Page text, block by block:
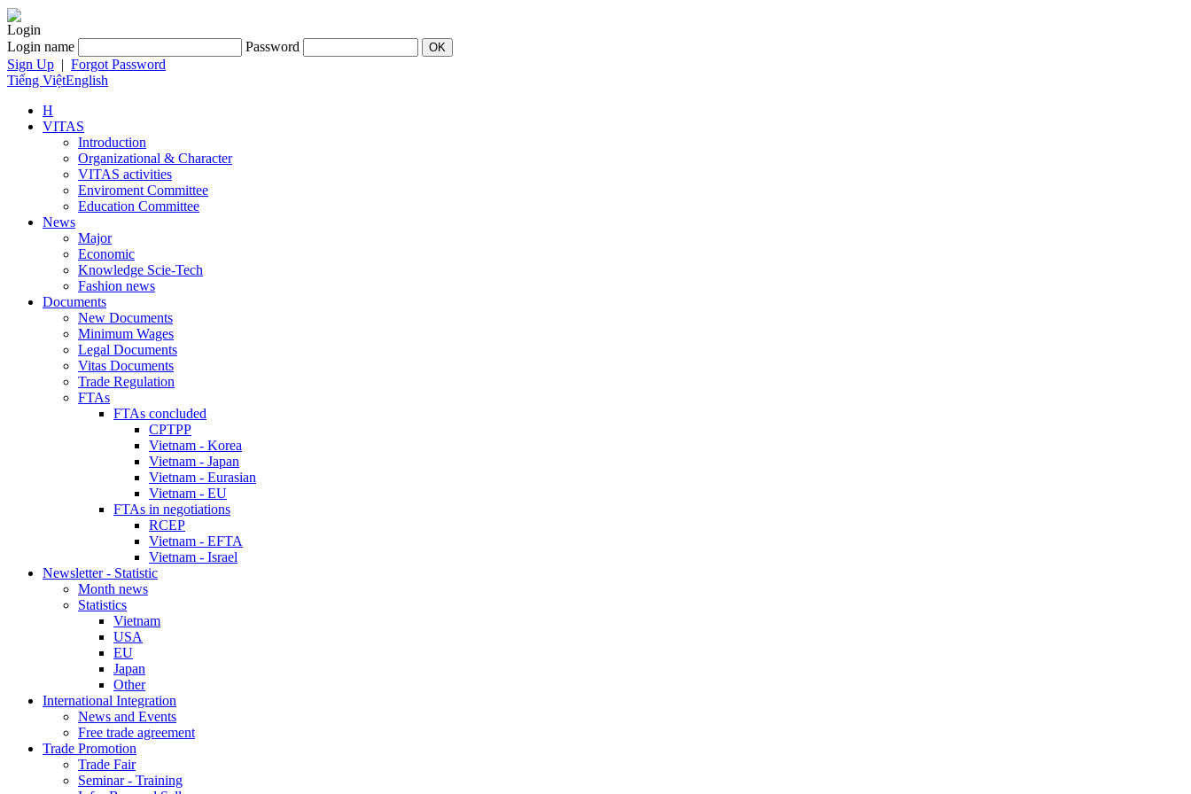
Login
Login name
Password
Sign Up | Forgot Password
Tiếng ViệtEnglish
H
VITAS
Introduction
Organizational & Character
VITAS activities
Enviroment Committee
Education Committee
News
Major
Economic
Knowledge Scie-Tech
Fashion news
Documents
New Documents
Minimum Wages
Legal Documents
Vitas Documents
Trade Regulation
FTAs
FTAs concluded
CPTPP
Vietnam - Korea
Vietnam - Japan
Vietnam - Eurasian
Vietnam - EU
FTAs in negotiations
RCEP
Vietnam - EFTA
Vietnam - Israel
Newsletter - Statistic
Month news
Statistics
Vietnam
USA
EU
Japan
Other
International Integration
News and Events
Free trade agreement
Trade Promotion
Trade Fair
Seminar - Training